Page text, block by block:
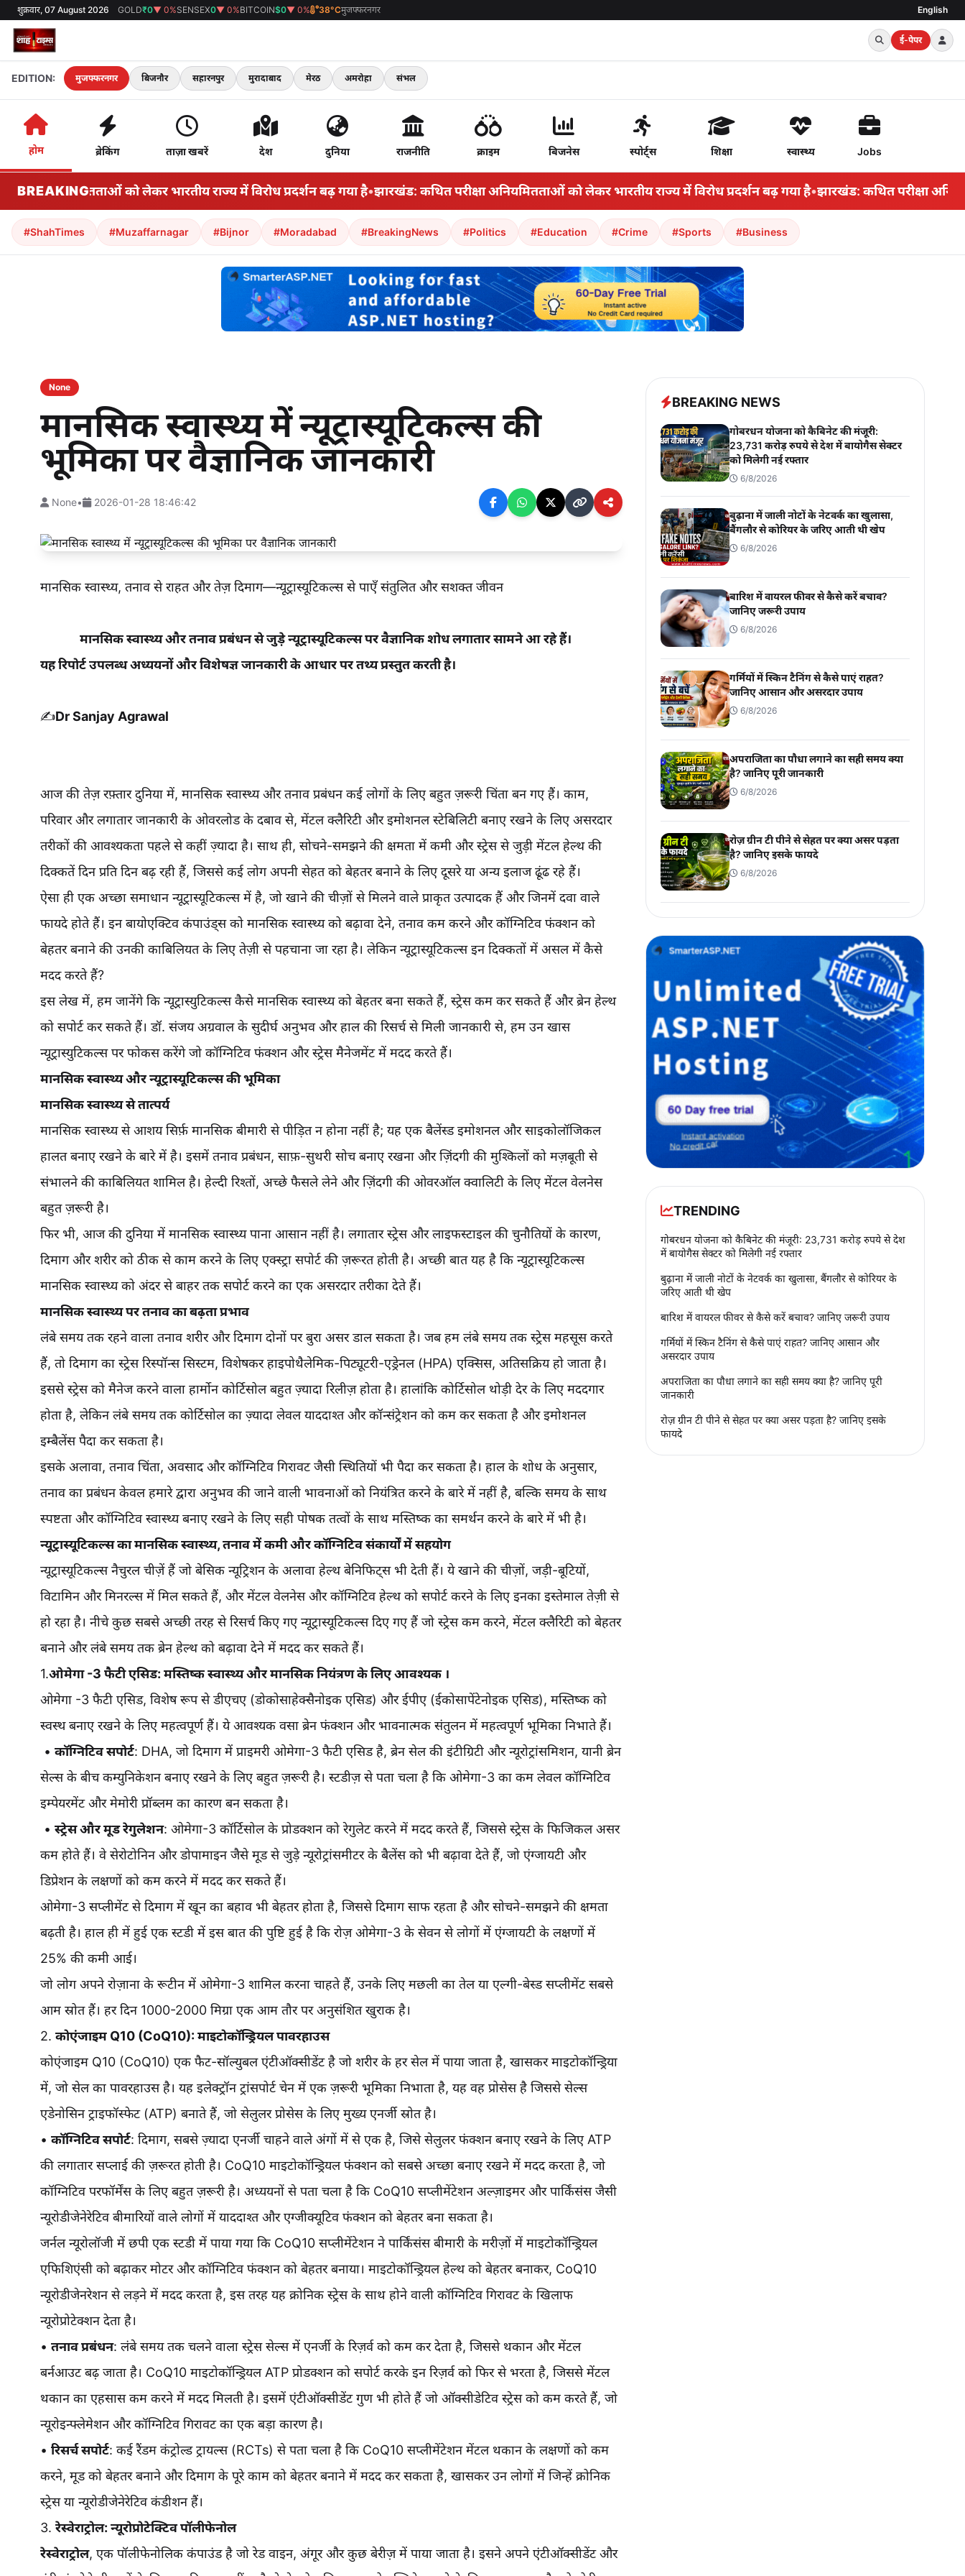
शुक्रवार, 07 August 2026 GOLD₹0▼ 0%SENSEX0▼ 0%BITCOIN$0▼ 0% 38°Cमुजफ्फरनगर English
ई-पेपर
EDITION: मुजफ्फरनगर बिजनौर सहारनपुर मुरादाबाद मेरठ अमरोहा संभल
होम ब्रेकिंग ताज़ा खबरें देश दुनिया राजनीति क्राइम बिजनेस स्पोर्ट्स शिक्षा स्वास्थ्य Jobs
BREAKING
अनियमितताओं को लेकर भारतीय राज्य में विरोध प्रदर्शन बढ़ गया है•झारखंड: कथित परीक्षा अनियमितताओं को लेकर भारतीय राज्य में विरोध प्रदर्शन बढ़ गया है•झारखंड: कथित परीक्षा
#ShahTimes #Muzaffarnagar #Bijnor #Moradabad #BreakingNews #Politics #Education #Crime #Sports #Business
None
मानसिक स्वास्थ्य में न्यूट्रास्यूटिकल्स की
भूमिका पर वैज्ञानिक जानकारी
None• 2026-01-28 18:46:42
मानसिक स्वास्थ्य, तनाव से राहत और तेज़ दिमाग—न्यूट्रास्यूटिकल्स से पाएँ संतुलित और सशक्त जीवन
मानसिक स्वास्थ्य और तनाव प्रबंधन से जुड़े न्यूट्रास्यूटिकल्स पर वैज्ञानिक शोध लगातार सामने आ रहे हैं।
यह रिपोर्ट उपलब्ध अध्ययनों और विशेषज्ञ जानकारी के आधार पर तथ्य प्रस्तुत करती है।
✍️Dr Sanjay Agrawal
आज की तेज़ रफ़्तार दुनिया में, मानसिक स्वास्थ्य और तनाव प्रबंधन कई लोगों के लिए बहुत ज़रूरी चिंता बन गए हैं। काम,
परिवार और लगातार जानकारी के ओवरलोड के दबाव से, मेंटल क्लैरिटी और इमोशनल स्टेबिलिटी बनाए रखने के लिए असरदार
तरीकों की आवश्यकता पहले से कहीं ज़्यादा है। साथ ही, सोचने-समझने की क्षमता में कमी और स्ट्रेस से जुड़ी मेंटल हेल्थ की
दिक्कतें दिन प्रति दिन बढ़ रही हैं, जिससे कई लोग अपनी सेहत को बेहतर बनाने के लिए दूसरे या अन्य इलाज ढूंढ रहे हैं।
ऐसा ही एक अच्छा समाधान न्यूट्रास्यूटिकल्स में है, जो खाने की चीज़ों से मिलने वाले प्राकृत उत्पादक हैं और जिनमें दवा वाले
फायदे होते हैं। इन बायोएक्टिव कंपाउंड्स को मानसिक स्वास्थ्य को बढ़ावा देने, तनाव कम करने और कॉग्निटिव फंक्शन को
बेहतर बनाने की उनकी काबिलियत के लिए तेज़ी से पहचाना जा रहा है। लेकिन न्यूट्रास्यूटिकल्स इन दिक्कतों में असल में कैसे
मदद करते हैं?
इस लेख में, हम जानेंगे कि न्यूट्रास्युटिकल्स कैसे मानसिक स्वास्थ्य को बेहतर बना सकते हैं, स्ट्रेस कम कर सकते हैं और ब्रेन हेल्थ
को सपोर्ट कर सकते हैं। डॉ. संजय अग्रवाल के सुदीर्घ अनुभव और हाल की रिसर्च से मिली जानकारी से, हम उन खास
न्यूट्रास्युटिकल्स पर फोकस करेंगे जो कॉग्निटिव फंक्शन और स्ट्रेस मैनेजमेंट में मदद करते हैं।
मानसिक स्वास्थ्य और न्यूट्रास्यूटिकल्स की भूमिका
मानसिक स्वास्थ्य से तात्पर्य
मानसिक स्वास्थ्य से आशय सिर्फ़ मानसिक बीमारी से पीड़ित न होना नहीं है; यह एक बैलेंस्ड इमोशनल और साइकोलॉजिकल
हालत बनाए रखने के बारे में है। इसमें तनाव प्रबंधन, साफ़-सुथरी सोच बनाए रखना और ज़िंदगी की मुश्किलों को मज़बूती से
संभालने की काबिलियत शामिल है। हेल्दी रिश्तों, अच्छे फैसले लेने और ज़िंदगी की ओवरऑल क्वालिटी के लिए मेंटल वेलनेस
बहुत ज़रूरी है।
फिर भी, आज की दुनिया में मानसिक स्वास्थ्य पाना आसान नहीं है। लगातार स्ट्रेस और लाइफस्टाइल की चुनौतियों के कारण,
दिमाग और शरीर को ठीक से काम करने के लिए एक्स्ट्रा सपोर्ट की ज़रूरत होती है। अच्छी बात यह है कि न्यूट्रास्यूटिकल्स
मानसिक स्वास्थ्य को अंदर से बाहर तक सपोर्ट करने का एक असरदार तरीका देते हैं।
मानसिक स्वास्थ्य पर तनाव का बढ़ता प्रभाव
लंबे समय तक रहने वाला तनाव शरीर और दिमाग दोनों पर बुरा असर डाल सकता है। जब हम लंबे समय तक स्ट्रेस महसूस करते
हैं, तो दिमाग का स्ट्रेस रिस्पॉन्स सिस्टम, विशेषकर हाइपोथैलेमिक-पिट्यूटरी-एड्रेनल (HPA) एक्सिस, अतिसक्रिय हो जाता है।
इससे स्ट्रेस को मैनेज करने वाला हार्मोन कोर्टिसोल बहुत ज़्यादा रिलीज़ होता है। हालांकि कोर्टिसोल थोड़ी देर के लिए मददगार
होता है, लेकिन लंबे समय तक कोर्टिसोल का ज़्यादा लेवल याददाश्त और कॉन्संट्रेशन को कम कर सकता है और इमोशनल
इम्बैलेंस पैदा कर सकता है।
इसके अलावा, तनाव चिंता, अवसाद और कॉग्निटिव गिरावट जैसी स्थितियों भी पैदा कर सकता है। हाल के शोध के अनुसार,
तनाव का प्रबंधन केवल हमारे द्वारा अनुभव की जाने वाली भावनाओं को नियंत्रित करने के बारे में नहीं है, बल्कि समय के साथ
स्पष्टता और कॉग्निटिव स्वास्थ्य बनाए रखने के लिए सही पोषक तत्वों के साथ मस्तिष्क का समर्थन करने के बारे में भी है।
न्यूट्रास्यूटिकल्स का मानसिक स्वास्थ्य, तनाव में कमी और कॉग्निटिव संकार्यों में सहयोग
न्यूट्रास्यूटिकल्स नैचुरल चीज़ें हैं जो बेसिक न्यूट्रिशन के अलावा हेल्थ बेनिफिट्स भी देती हैं। ये खाने की चीज़ों, जड़ी-बूटियों,
विटामिन और मिनरल्स में मिल सकते हैं, और मेंटल वेलनेस और कॉग्निटिव हेल्थ को सपोर्ट करने के लिए इनका इस्तेमाल तेज़ी से
हो रहा है। नीचे कुछ सबसे अच्छी तरह से रिसर्च किए गए न्यूट्रास्यूटिकल्स दिए गए हैं जो स्ट्रेस कम करने, मेंटल क्लैरिटी को बेहतर
बनाने और लंबे समय तक ब्रेन हेल्थ को बढ़ावा देने में मदद कर सकते हैं।
1.ओमेगा -3 फैटी एसिड: मस्तिष्क स्वास्थ्य और मानसिक नियंत्रण के लिए आवश्यक ।
ओमेगा -3 फैटी एसिड, विशेष रूप से डीएचए (डोकोसाहेक्सैनोइक एसिड) और ईपीए (ईकोसापेंटेनोइक एसिड), मस्तिष्क को
स्वस्थ बनाए रखने के लिए महत्वपूर्ण हैं। ये आवश्यक वसा ब्रेन फंक्शन और भावनात्मक संतुलन में महत्वपूर्ण भूमिका निभाते हैं।
• कॉग्निटिव सपोर्ट: DHA, जो दिमाग में प्राइमरी ओमेगा-3 फैटी एसिड है, ब्रेन सेल की इंटीग्रिटी और न्यूरोट्रांसमिशन, यानी ब्रेन
सेल्स के बीच कम्युनिकेशन बनाए रखने के लिए बहुत ज़रूरी है। स्टडीज़ से पता चला है कि ओमेगा-3 का कम लेवल कॉग्निटिव
इम्पेयरमेंट और मेमोरी प्रॉब्लम का कारण बन सकता है।
• स्ट्रेस और मूड रेगुलेशन: ओमेगा-3 कॉर्टिसोल के प्रोडक्शन को रेगुलेट करने में मदद करते हैं, जिससे स्ट्रेस के फिजिकल असर
कम होते हैं। वे सेरोटोनिन और डोपामाइन जैसे मूड से जुड़े न्यूरोट्रांसमीटर के बैलेंस को भी बढ़ावा देते हैं, जो एंग्जायटी और
डिप्रेशन के लक्षणों को कम करने में मदद कर सकते हैं।
ओमेगा-3 सप्लीमेंट से दिमाग में खून का बहाव भी बेहतर होता है, जिससे दिमाग साफ रहता है और सोचने-समझने की क्षमता
बढ़ती है। हाल ही में हुई एक स्टडी में इस बात की पुष्टि हुई है कि रोज़ ओमेगा-3 के सेवन से लोगों में एंग्जायटी के लक्षणों में
25% की कमी आई।
जो लोग अपने रोज़ाना के रूटीन में ओमेगा-3 शामिल करना चाहते हैं, उनके लिए मछली का तेल या एल्गी-बेस्ड सप्लीमेंट सबसे
आम स्रोत हैं। हर दिन 1000-2000 मिग्रा एक आम तौर पर अनुसंशित खुराक है।
2. कोएंजाइम Q10 (CoQ10): माइटोकॉन्ड्रियल पावरहाउस
कोएंजाइम Q10 (CoQ10) एक फैट-सॉल्युबल एंटीऑक्सीडेंट है जो शरीर के हर सेल में पाया जाता है, खासकर माइटोकॉन्ड्रिया
में, जो सेल का पावरहाउस है। यह इलेक्ट्रॉन ट्रांसपोर्ट चेन में एक ज़रूरी भूमिका निभाता है, यह वह प्रोसेस है जिससे सेल्स
एडेनोसिन ट्राइफॉस्फेट (ATP) बनाते हैं, जो सेलुलर प्रोसेस के लिए मुख्य एनर्जी स्रोत है।
• कॉग्निटिव सपोर्ट: दिमाग, सबसे ज़्यादा एनर्जी चाहने वाले अंगों में से एक है, जिसे सेलुलर फंक्शन बनाए रखने के लिए ATP
की लगातार सप्लाई की ज़रूरत होती है। CoQ10 माइटोकॉन्ड्रियल फंक्शन को सबसे अच्छा बनाए रखने में मदद करता है, जो
कॉग्निटिव परफॉर्मेंस के लिए बहुत ज़रूरी है। अध्ययनों से पता चला है कि CoQ10 सप्लीमेंटेशन अल्ज़ाइमर और पार्किंसंस जैसी
न्यूरोडीजेनेरेटिव बीमारियों वाले लोगों में याददाश्त और एग्जीक्यूटिव फंक्शन को बेहतर बना सकता है।
जर्नल न्यूरोलॉजी में छपी एक स्टडी में पाया गया कि CoQ10 सप्लीमेंटेशन ने पार्किंसंस बीमारी के मरीज़ों में माइटोकॉन्ड्रियल
एफिशिएंसी को बढ़ाकर मोटर और कॉग्निटिव फंक्शन को बेहतर बनाया। माइटोकॉन्ड्रियल हेल्थ को बेहतर बनाकर, CoQ10
न्यूरोडीजेनरेशन से लड़ने में मदद करता है, इस तरह यह क्रोनिक स्ट्रेस के साथ होने वाली कॉग्निटिव गिरावट के खिलाफ
न्यूरोप्रोटेक्शन देता है।
• तनाव प्रबंधन: लंबे समय तक चलने वाला स्ट्रेस सेल्स में एनर्जी के रिज़र्व को कम कर देता है, जिससे थकान और मेंटल
बर्नआउट बढ़ जाता है। CoQ10 माइटोकॉन्ड्रियल ATP प्रोडक्शन को सपोर्ट करके इन रिज़र्व को फिर से भरता है, जिससे मेंटल
थकान का एहसास कम करने में मदद मिलती है। इसमें एंटीऑक्सीडेंट गुण भी होते हैं जो ऑक्सीडेटिव स्ट्रेस को कम करते हैं, जो
न्यूरोइन्फ्लेमेशन और कॉग्निटिव गिरावट का एक बड़ा कारण है।
• रिसर्च सपोर्ट: कई रैंडम कंट्रोल्ड ट्रायल्स (RCTs) से पता चला है कि CoQ10 सप्लीमेंटेशन मेंटल थकान के लक्षणों को कम
करने, मूड को बेहतर बनाने और दिमाग के पूरे काम को बेहतर बनाने में मदद कर सकता है, खासकर उन लोगों में जिन्हें क्रोनिक
स्ट्रेस या न्यूरोडीजेनेरेटिव कंडीशन हैं।
3. रेस्वेराट्रोल: न्यूरोप्रोटेक्टिव पॉलीफेनोल
रेस्वेराट्रोल, एक पॉलीफेनोलिक कंपाउंड है जो रेड वाइन, अंगूर और कुछ बेरीज़ में पाया जाता है। इसने अपने एंटीऑक्सीडेंट और
BREAKING NEWS
गोबरधन योजना को कैबिनेट की मंजूरी:
23,731 करोड़ रुपये से देश में बायोगैस सेक्टर
को मिलेगी नई रफ्तार
6/8/2026
बुढ़ाना में जाली नोटों के नेटवर्क का खुलासा,
बैंगलौर से कोरियर के जरिए आती थी खेप
6/8/2026
बारिश में वायरल फीवर से कैसे करें बचाव?
जानिए जरूरी उपाय
6/8/2026
गर्मियों में स्किन टैनिंग से कैसे पाएं राहत?
जानिए आसान और असरदार उपाय
6/8/2026
अपराजिता का पौधा लगाने का सही समय क्या
है? जानिए पूरी जानकारी
6/8/2026
रोज़ ग्रीन टी पीने से सेहत पर क्या असर पड़ता
है? जानिए इसके फायदे
6/8/2026
TRENDING
गोबरधन योजना को कैबिनेट की मंजूरी: 23,731 करोड़ रुपये से देश
में बायोगैस सेक्टर को मिलेगी नई रफ्तार
बुढ़ाना में जाली नोटों के नेटवर्क का खुलासा, बैंगलौर से कोरियर के
जरिए आती थी खेप
बारिश में वायरल फीवर से कैसे करें बचाव? जानिए जरूरी उपाय
गर्मियों में स्किन टैनिंग से कैसे पाएं राहत? जानिए आसान और
असरदार उपाय
अपराजिता का पौधा लगाने का सही समय क्या है? जानिए पूरी
जानकारी
रोज़ ग्रीन टी पीने से सेहत पर क्या असर पड़ता है? जानिए इसके
फायदे